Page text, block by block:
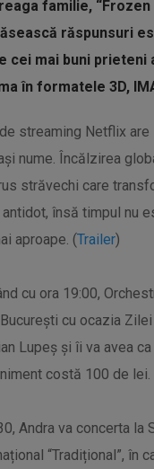
familie,
răspunsuri
mai buni prieteni
în formatele 3D,
streaming Netflix
nume. Încălzirea
străvechi care
însă timpul nu
aproape. (Trailer)
cu ora 19:00,
cu ocazia
Lupeș și îi va avea
costă 100 de lei.
Andra va concerta la
“Tradițional”,